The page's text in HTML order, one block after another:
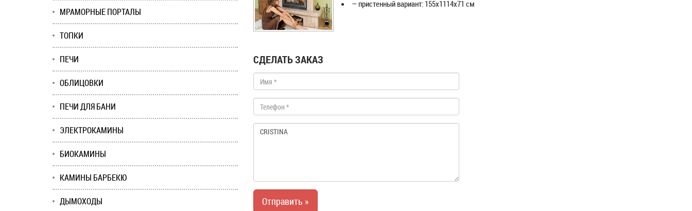
— пристенный вариант: 155x1114x71 см
СДЕЛАТЬ ЗАКАЗ
МРАМОРНЫЕ ПОРТАЛЫ
ТОПКИ
ПЕЧИ
ОБЛИЦОВКИ
ПЕЧИ ДЛЯ БАНИ
ЭЛЕКТРОКАМИНЫ
БИОКАМИНЫ
КАМИНЫ БАРБЕКЮ
ДЫМОХОДЫ